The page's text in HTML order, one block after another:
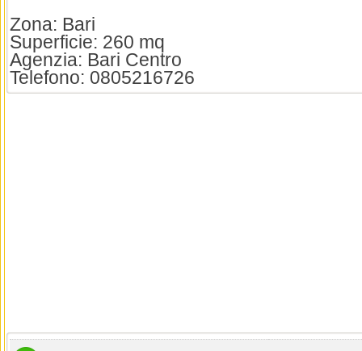
Zona: Bari
Superficie: 260 mq
Agenzia: Bari Centro
Telefono: 0805216726